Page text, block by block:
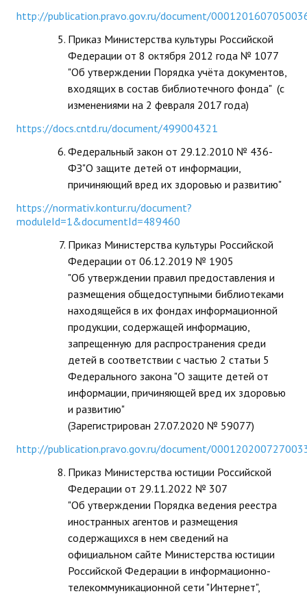
http://publication.pravo.gov.ru/document/
Приказ Министерства культуры Российской
Федерации от 8 октября 2012 года № 1077
"Об утверждении Порядка учёта документов,
входящих в состав библиотечного фонда" (с
изменениями на 2 февраля 2017 года)
https://docs.cntd.ru/document/499004321
Федеральный закон от 29.12.2010 № 436-
ФЗ"О защите детей от информации,
причиняющий вред их здоровью и развитию"
https://normativ.kontur.ru/document?
moduleId=1&documentId=489460
Приказ Министерства культуры Российской
Федерации от 06.12.2019 № 1905
"Об утверждении правил предоставления и
размещения общедоступными библиотеками
находящейся в их фондах информационной
продукции, содержащей информацию,
запрещенную для распространения среди
детей в соответствии с частью 2 статьи 5
Федерального закона "О защите детей от
информации, причиняющей вред их здоровью
и развитию"
(Зарегистрирован 27.07.2020 № 59077)
http://publication.pravo.gov.ru/document/
Приказ Министерства юстиции Российской
Федерации от 29.11.2022 № 307
"Об утверждении Порядка ведения реестра
иностранных агентов и размещения
содержащихся в нем сведений на
официальном сайте Министерства юстиции
Российской Федерации в информационно-
телекоммуникационной сети "Интернет",